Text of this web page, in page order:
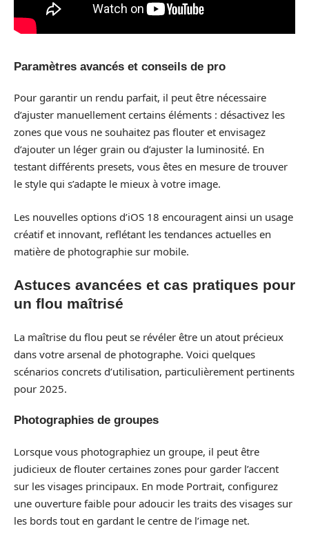
Paramètres avancés et conseils de pro
Pour garantir un rendu parfait, il peut être nécessaire
d’ajuster manuellement certains éléments : désactivez les
zones que vous ne souhaitez pas flouter et envisagez
d’ajouter un léger grain ou d’ajuster la luminosité. En
testant différents presets, vous êtes en mesure de trouver
le style qui s’adapte le mieux à votre image.
Les nouvelles options d’iOS 18 encouragent ainsi un usage
créatif et innovant, reflétant les tendances actuelles en
matière de photographie sur mobile.
Astuces avancées et cas pratiques pour
un flou maîtrisé
La maîtrise du flou peut se révéler être un atout précieux
dans votre arsenal de photographe. Voici quelques
scénarios concrets d’utilisation, particulièrement pertinents
pour 2025.
Photographies de groupes
Lorsque vous photographiez un groupe, il peut être
judicieux de flouter certaines zones pour garder l’accent
sur les visages principaux. En mode Portrait, configurez
une ouverture faible pour adoucir les traits des visages sur
les bords tout en gardant le centre de l’image net.